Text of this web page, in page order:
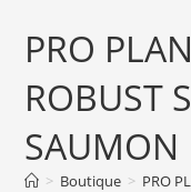
PRO
ROBUST
SAUMON
> Boutique > PRO